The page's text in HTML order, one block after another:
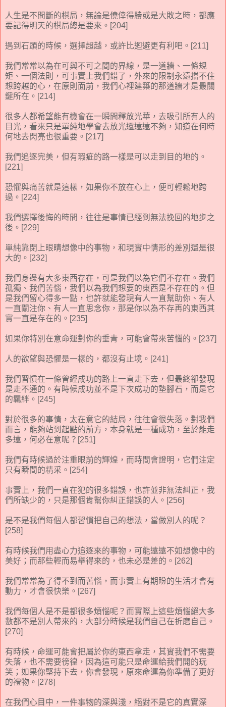
人生是不間斷的棋局，無論是僥倖得勝或是大敗之時，都應
要記得明天的棋局總是要來。[204]
遇到石頭的時候，選擇超越，或許比迴避更有利吧。[211]
我們常常以為在可與不可之間的界線，是一道牆、一條規
矩、一個法則，可事實上我們錯了，外來的限制永遠擋不住
想跨越的心，在原則面前，我們心裡建築的那道牆才是最關
鍵所在。[214]
很多人都希望能有機會在一瞬間釋放光華，去吸引所有人的
目光，看來只是單純地學會去放光還遠遠不夠，知道在何時
何地去閃亮也很重要。[217]
我們追逐完美，但有瑕疵的路一樣是可以走到目的地的。
[221]
恐懼與痛苦就是這樣，如果你不放在心上，便可輕鬆地跨
過。[224]
我們選擇後悔的時間，往往是事情已經到無法挽回的地步之
後。[229]
單純靠閉上眼睛想像中的事物，和現實中情形的差別還是很
大的。[232]
我們身邊有大多東西存在，可是我們以為它們不存在。我們
孤獨、我們苦惱，我們以為我們想要的東西是不存在的。但
是我們留心得多一點，也許就能發現有人一直幫助你、有人
一直關注你、有人一直思念你，那是你以為不存再的東西其
實一直是存在的。[235]
如果你特別在意命運對你的垂青，可能會帶來苦惱的。[237]
人的欲望與恐懼是一樣的，都沒有止境。[241]
我們習慣在一條曾經成功的路上一直走下去，但最終卻發現
是走不通的。有時候成功並不是下次成功的墊腳石，而是它
的羈絆。[245]
對於很多的事情，太在意它的結局，往往會很失落。對我們
而言，能夠站到起點的前方，本身就是一種成功，至於能走
多遠，何必在意呢？[251]
我們有時候過於注重眼前的輝煌，而時間會證明，它們注定
只有瞬間的精采。[254]
事實上，我們一直在犯的很多錯誤，也許並非無法糾正，我
們所缺少的，只是那個肯幫你糾正錯誤的人。[256]
是不是我們每個人都習慣把自己的想法，當做別人的呢？
[258]
有時候我們用盡心力追逐來的事物，可能遠遠不如想像中的
美好；而那些輕而易舉得來的，也未必是差的。[262]
我們常常為了得不到而苦惱，而事實上有期盼的生活才會有
動力，才會很快樂。[267]
我們每個人是不是都很多煩惱呢？而實際上這些煩惱絕大多
數都不是別人帶來的，大部分時候是我們自己在折磨自己。
[270]
有時候，命運可能會把屬於你的東西拿走，其實我們不需要
失落，也不需要徬徨，因為這可能只是命運給我們開的玩
笑；如果你堅持下去，你會發現，原來命運為你準備了更好
的禮物。[278]
在我們心目中，一件事物的深與淺，絕對不是它的真實深